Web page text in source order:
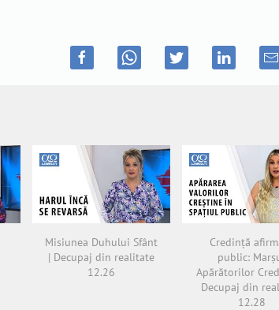
Misiunea Duhului Sfânt
| Decupaj din realitate
12.26
Credință
public:
Apărătorilor
Decupaj din
12.28